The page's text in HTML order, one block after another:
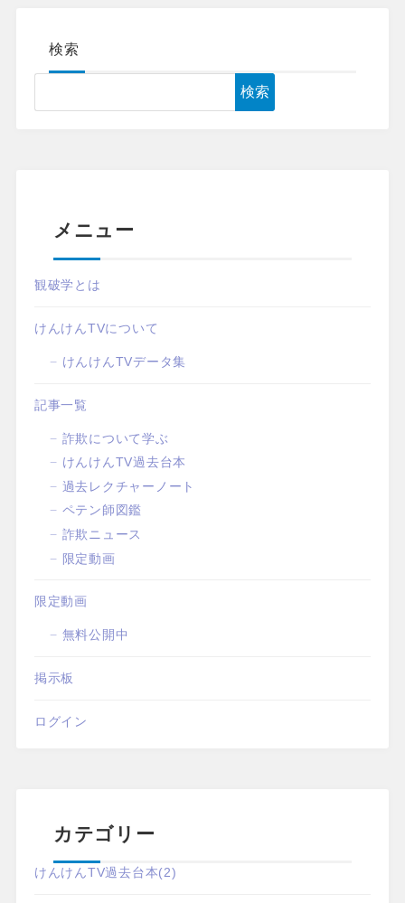
検索
検索
メニュー
観破学とは
けんけんTVについて
けんけんTVデータ集
記事一覧
詐欺について学ぶ
けんけんTV過去台本
過去レクチャーノート
ペテン師図鑑
詐欺ニュース
限定動画
限定動画
無料公開中
掲示板
ログイン
カテゴリー
けんけんTV過去台本(2)